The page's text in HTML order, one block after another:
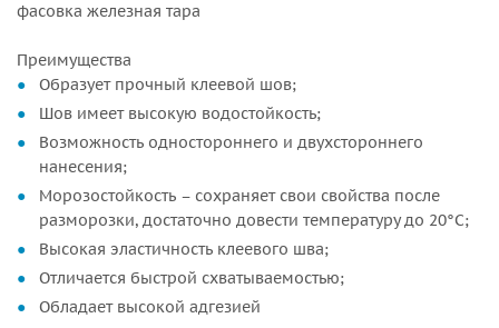
фасовка железная тара
Преимущества
Образует прочный клеевой шов;
Шов имеет высокую водостойкость;
Возможность одностороннего и двухстороннего
нанесения;
Морозостойкость – сохраняет свои свойства после
разморозки, достаточно довести температуру до 20°С;
Высокая эластичность клеевого шва;
Отличается быстрой схватываемостью;
Обладает высокой адгезией